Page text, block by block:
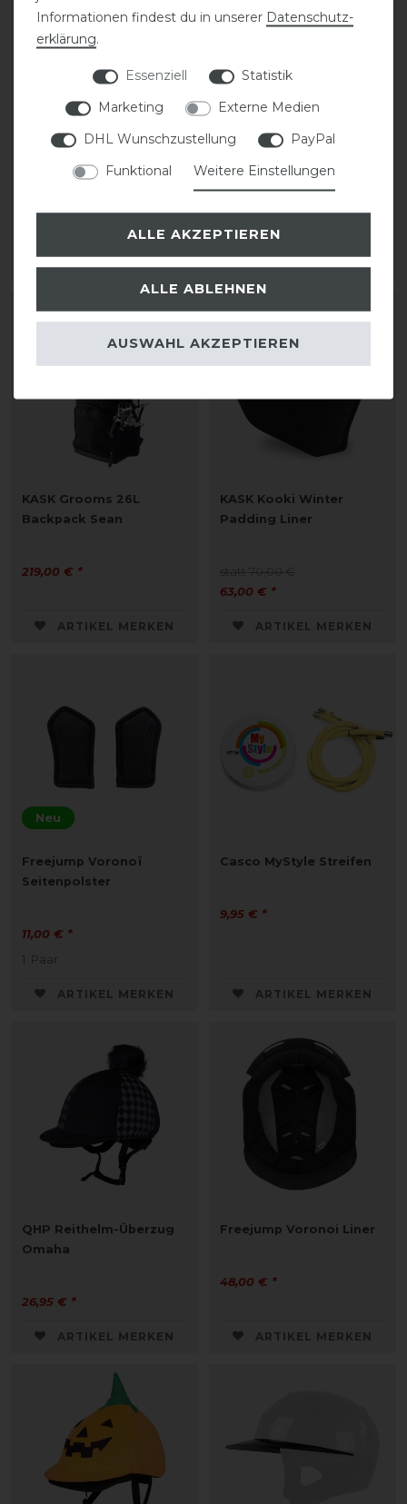
KASK Grooms 26L
Backpack Sean
219,00 € *
ARTIKEL MERKEN
-10%
KASK Kooki Winter
Padding Liner
63,00 € *
ARTIKEL MERKEN
Neu
Freejump Voronoï
Seitenpolster
11,00 € *
1 Paar
ARTIKEL MERKEN
Casco MyStyle Streifen
9,95 € *
ARTIKEL MERKEN
QHP Reithelm-Überzug
Omaha
26,95 € *
ARTIKEL MERKEN
Freejump Voronoi Liner
48,00 € *
ARTIKEL MERKEN
Informationen findest du in unserer Daten­schutz­
erklärung.
Essenziell
Statistik
Marketing
Externe Medien
DHL Wunschzustellung
PayPal
Funktional
Weitere Einstellungen
ALLE AKZEPTIEREN
ALLE ABLEHNEN
AUSWAHL AKZEPTIEREN